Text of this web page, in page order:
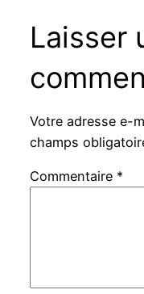
Laisser
Votre adresse e-
champs
Commentaire *